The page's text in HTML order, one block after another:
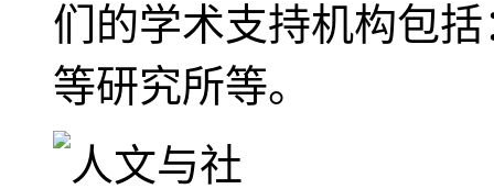
们的学术支持机构包
等研究所等。